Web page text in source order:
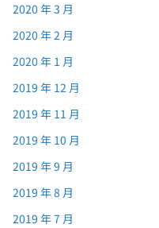
2020 年 3 月
2020 年 2 月
2020 年 1 月
2019 年 12 月
2019 年 11 月
2019 年 10 月
2019 年 9 月
2019 年 8 月
2019 年 7 月